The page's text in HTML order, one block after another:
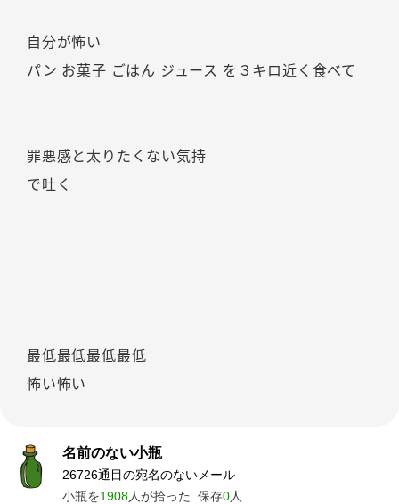
自分が怖い
パン お菓子 ごはん ジュース を３キロ近く食べて
罪悪感と太りたくない気持
で吐く
最低最低最低最低
怖い怖い
名前のない小瓶
26726通目の宛名のないメール
小瓶を1908 人が拾った 保存0 人